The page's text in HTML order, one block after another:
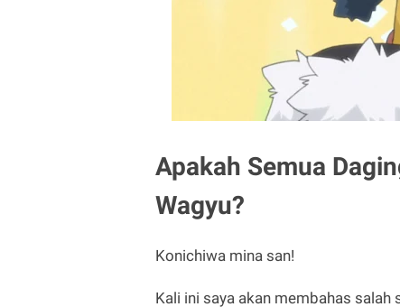
Apakah Semua
Wagyu?
Konichiwa mina san!
Kali ini saya akan membahas